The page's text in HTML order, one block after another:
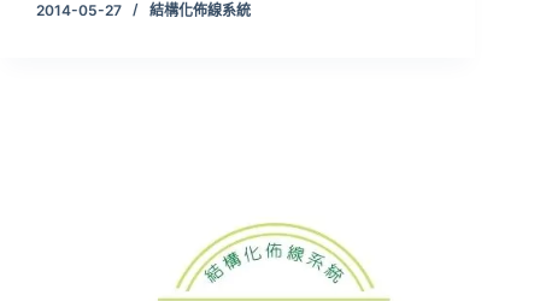
2014-05-27 結構化佈線系統